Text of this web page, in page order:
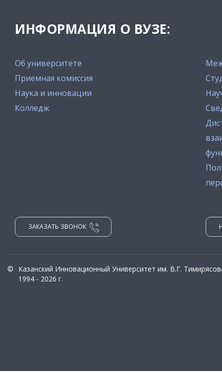
ИНФОРМАЦИЯ О ВУЗЕ:
Об университете
Приемная комиссия
Наука и инновации
Колледж
ЗАКАЗАТЬ ЗВОНОК
©
Казанский Инновационный Университет им. В.Г.
1994 - 2026 г.